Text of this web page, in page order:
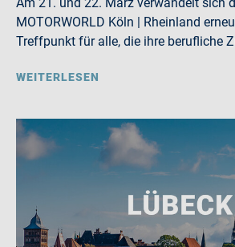
MOTORWORLD Köln | Rheinland
Treffpunkt für alle, die ihre berufliche
WEITERLESEN